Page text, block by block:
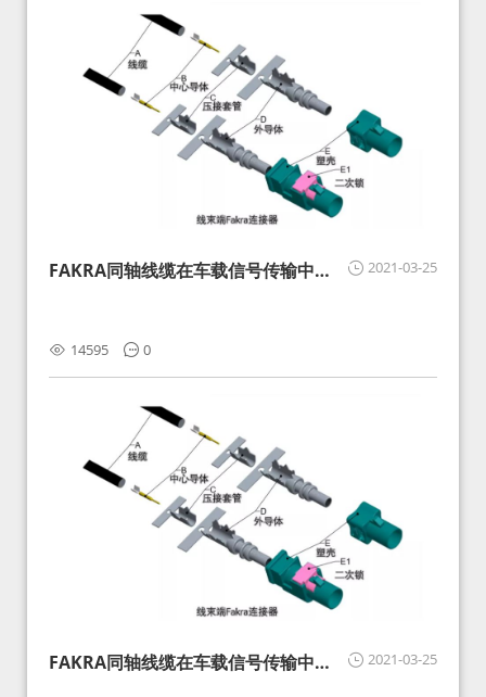
2021-03-25
FAKRA同轴线缆在车载信号传输中的
14595 0
2021-03-25
FAKRA同轴线缆在车载信号传输中的